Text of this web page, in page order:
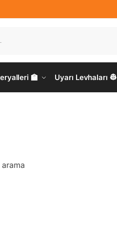
🏫 Uyarı Levhaları 👷
arama